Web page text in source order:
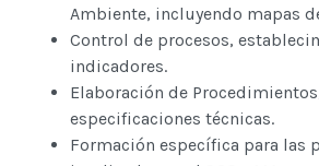
Ambiente, incluyendo mapas
Control de procesos,
indicadores.
Elaboración de
especificaciones técnicas.
Formación específica para las